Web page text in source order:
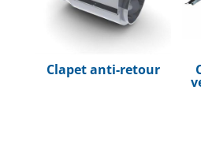
Clapet anti-retour